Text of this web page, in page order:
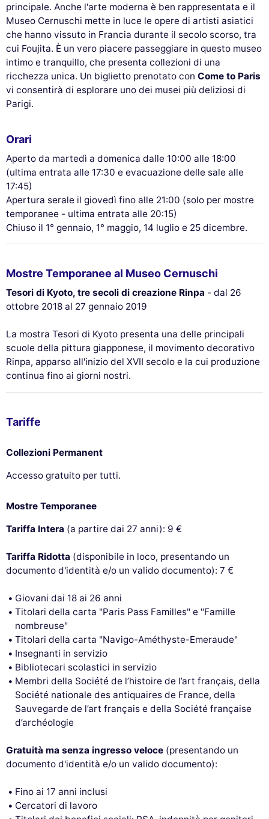
principale. Anche l'arte moderna è ben rappresentata e il
Museo Cernuschi mette in luce le opere di artisti asiatici
che hanno vissuto in Francia durante il secolo scorso, tra
cui Foujita. È un vero piacere passeggiare in questo museo
intimo e tranquillo, che presenta collezioni di una
ricchezza unica. Un biglietto prenotato con Come to Paris
vi consentirà di esplorare uno dei musei più deliziosi di
Parigi.
Orari
Aperto da martedì a domenica dalle 10:00 alle 18:00
(ultima entrata alle 17:30 e evacuazione delle sale alle
17:45)
Apertura serale il giovedì fino alle 21:00 (solo per mostre
temporanee - ultima entrata alle 20:15)
Chiuso il 1° gennaio, 1° maggio, 14 luglio e 25 dicembre.
Mostre Temporanee al Museo Cernuschi
Tesori di Kyoto, tre secoli di creazione Rinpa - dal 26
ottobre 2018 al 27 gennaio 2019
La mostra Tesori di Kyoto presenta una delle principali
scuole della pittura giapponese, il movimento decorativo
Rinpa, apparso all'inizio del XVII secolo e la cui produzione
continua fino ai giorni nostri.
Tariffe
Collezioni Permanent
Accesso gratuito per tutti.
Mostre Temporanee
Tariffa Intera (a partire dai 27 anni): 9 €
Tariffa Ridotta (disponibile in loco, presentando un
documento d'identità e/o un valido documento): 7 €
Giovani dai 18 ai 26 anni
Titolari della carta "Paris Pass Familles" e "Famille
nombreuse"
Titolari della carta "Navigo-Améthyste-Emeraude"
Insegnanti in servizio
Bibliotecari scolastici in servizio
Membri della Société de l’histoire de l’art français, della
Société nationale des antiquaires de France, della
Sauvegarde de l’art français e della Société française
d’archéologie
Gratuità ma senza ingresso veloce (presentando un
documento d'identità e/o un valido documento):
Fino ai 17 anni inclusi
Cercatori di lavoro